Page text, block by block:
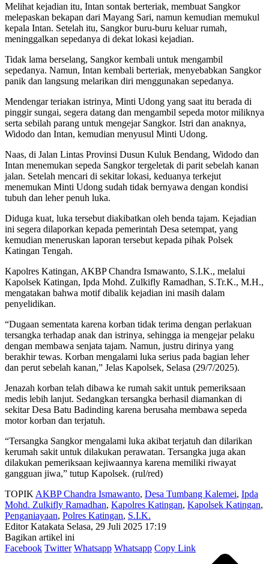
Melihat kejadian itu, Intan sontak berteriak, membuat Sangkor
melepaskan bekapan dari Mayang Sari, namun kemudian memukul
kepala Intan. Setelah itu, Sangkor buru-buru keluar rumah,
meninggalkan sepedanya di dekat lokasi kejadian.
Tidak lama berselang, Sangkor kembali untuk mengambil
sepedanya. Namun, Intan kembali berteriak, menyebabkan Sangkor
panik dan langsung melarikan diri menggunakan sepedanya.
Mendengar teriakan istrinya, Minti Udong yang saat itu berada di
pinggir sungai, segera datang dan mengambil sepeda motor miliknya
serta sebilah parang untuk mengejar Sangkor. Istri dan anaknya,
Widodo dan Intan, kemudian menyusul Minti Udong.
Naas, di Jalan Lintas Provinsi Dusun Kuluk Bendang, Widodo dan
Intan menemukan sepeda Sangkor tergeletak di parit sebelah kanan
jalan. Setelah mencari di sekitar lokasi, keduanya terkejut
menemukan Minti Udong sudah tidak bernyawa dengan kondisi
tubuh dan leher penuh luka.
Diduga kuat, luka tersebut diakibatkan oleh benda tajam. Kejadian
ini segera dilaporkan kepada pemerintah Desa setempat, yang
kemudian meneruskan laporan tersebut kepada pihak Polsek
Katingan Tengah.
Kapolres Katingan, AKBP Chandra Ismawanto, S.I.K., melalui
Kapolsek Katingan, Ipda Mohd. Zulkifly Ramadhan, S.Tr.K., M.H.,
mengatakan bahwa motif dibalik kejadian ini masih dalam
penyelidikan.
“Dugaan sementata karena korban tidak terima dengan perlakuan
tersangka terhadap anak dan istrinya, sehingga ia mengejar pelaku
dengan membawa senjata tajam. Namun, justru dirinya yang
berakhir tewas. Korban mengalami luka serius pada bagian leher
dan perut sebelah kanan,” Jelas Kapolsek, Selasa (29/7/2025).
Jenazah korban telah dibawa ke rumah sakit untuk pemeriksaan
medis lebih lanjut. Sedangkan tersangka berhasil diamankan di
sekitar Desa Batu Badinding karena berusaha membawa sepeda
motor korban dan terjatuh.
“Tersangka Sangkor mengalami luka akibat terjatuh dan dilarikan
kerumah sakit untuk dilakukan perawatan. Tersangka juga akan
dilakukan pemeriksaan kejiwaannya karena memiliki riwayat
gangguan jiwa,” tutup Kapolsek. (rul/red)
TOPIK AKBP Chandra Ismawanto, Desa Tumbang Kalemei, Ipda
Mohd. Zulkifly Ramadhan, Kapolres Katingan, Kapolsek Katingan,
Penganiayaan, Polres Katingan, S.I.K.
Editor Katakata Selasa, 29 Juli 2025 17:19
Bagikan artikel ini
Facebook Twitter Whatsapp Whatsapp Copy Link